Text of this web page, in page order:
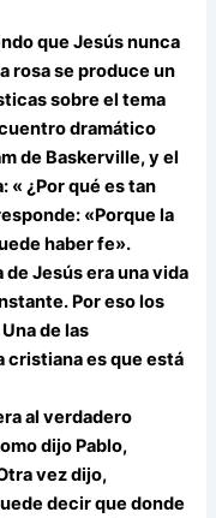
que Jesús nunca
rosa se produce un
sobre el tema
dramático
de Baskerville, y el
« ¿Por qué es tan
«Porque la
haber fe».
de Jesús era una vida
Por eso los
de las
cristiana es que está
al verdadero
dijo Pablo,
vez dijo,
decir que donde